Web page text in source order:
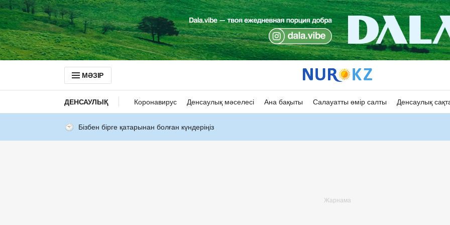
МӘЗІР
ДЕНСАУЛЫҚ Коронавирус Денсаулық мәселесі Ана бақыты Салауатты өмір салты Денсаулық
Бізбен бірге қатарынан болған күндеріңіз